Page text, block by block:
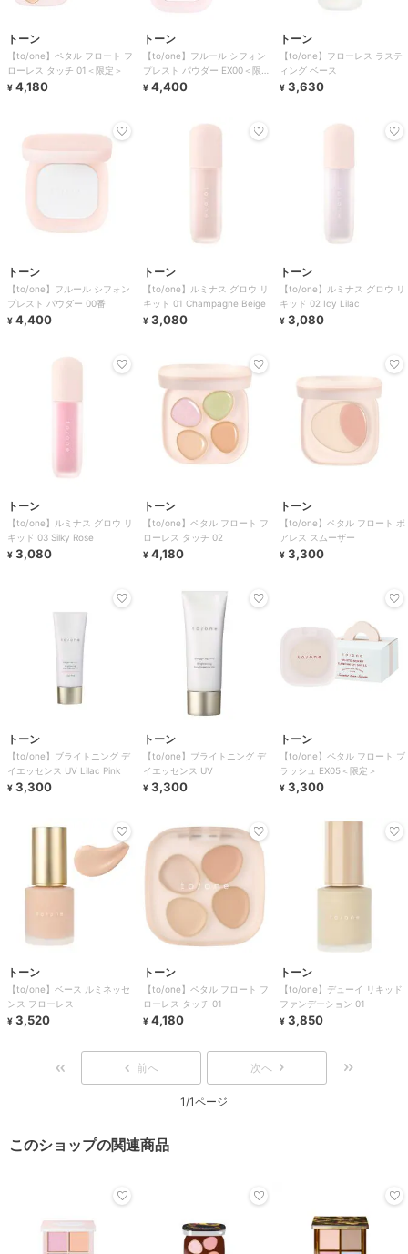
トーン
【to/one】ペタル フロート フ
ローレス タッチ 01＜限定＞
¥ 4,180
トーン
【to/one】フルール シフォン
プレスト パウダー EX00＜限定
＞
¥ 4,400
トーン
【to/one】フローレス ラステ
ィング ベース
¥ 3,630
トーン
【to/one】フルール シフォン
プレスト パウダー 00番
¥ 4,400
トーン
【to/one】ルミナス グロウ リ
キッド 01 Champagne Beige
¥ 3,080
トーン
【to/one】ルミナス グロウ リ
キッド 02 Icy Lilac
¥ 3,080
トーン
【to/one】ルミナス グロウ リ
キッド 03 Silky Rose
¥ 3,080
トーン
【to/one】ペタル フロート フ
ローレス タッチ 02
¥ 4,180
トーン
【to/one】ペタル フロート ポ
アレス スムーザー
¥ 3,300
トーン
【to/one】ブライトニング デ
イエッセンス UV Lilac Pink
¥ 3,300
トーン
【to/one】ブライトニング デ
イエッセンス UV
¥ 3,300
トーン
【to/one】ペタル フロート ブ
ラッシュ EX05＜限定＞
¥ 3,300
トーン
【to/one】ベース ルミネッセ
ンス フローレス
¥ 3,520
トーン
【to/one】ペタル フロート フ
ローレス タッチ 01
¥ 4,180
トーン
【to/one】デューイ リキッド
ファンデーション 01
¥ 3,850
前へ 次へ
1/1ページ
このショップの関連商品